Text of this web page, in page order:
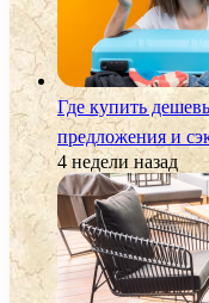
Где купить
предложения и
4 недели назад